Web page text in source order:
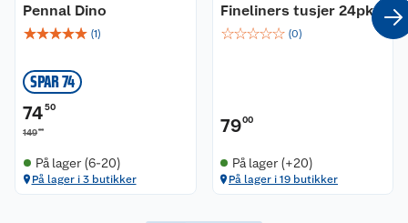
Pennal Dino
☆☆☆☆☆ (1)
SPAR 74
7450
14900
På lager (6-20)
På lager i 3 butikker
Fineliners tusjer 24pk
☆☆☆☆☆ (0)
7900
På lager (+20)
På lager i 19 butikker